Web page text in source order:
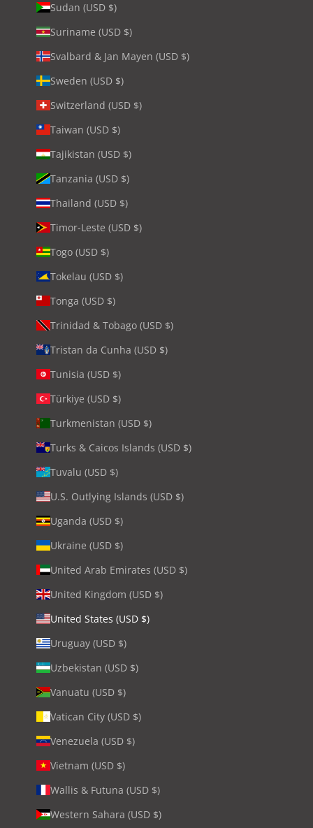
Sudan (USD $)
Suriname (USD $)
Svalbard & Jan Mayen (USD $)
Sweden (USD $)
Switzerland (USD $)
Taiwan (USD $)
Tajikistan (USD $)
Tanzania (USD $)
Thailand (USD $)
Timor-Leste (USD $)
Togo (USD $)
Tokelau (USD $)
Tonga (USD $)
Trinidad & Tobago (USD $)
Tristan da Cunha (USD $)
Tunisia (USD $)
Türkiye (USD $)
Turkmenistan (USD $)
Turks & Caicos Islands (USD $)
Tuvalu (USD $)
U.S. Outlying Islands (USD $)
Uganda (USD $)
Ukraine (USD $)
United Arab Emirates (USD $)
United Kingdom (USD $)
United States (USD $)
Uruguay (USD $)
Uzbekistan (USD $)
Vanuatu (USD $)
Vatican City (USD $)
Venezuela (USD $)
Vietnam (USD $)
Wallis & Futuna (USD $)
Western Sahara (USD $)